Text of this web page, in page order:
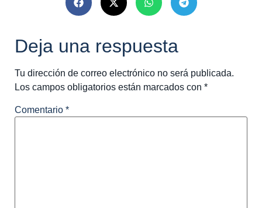
Deja una respuesta
Tu dirección de correo electrónico no será publicada.
Los campos obligatorios están marcados con *
Comentario *